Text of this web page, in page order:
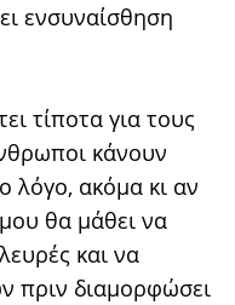
ενσυναίσθηση
τίποτα για τους
κάνουν
λόγο, ακόμα κι αν
θα μάθει να
και να
πριν διαμορφώσει